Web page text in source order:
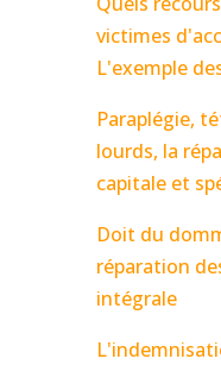
victimes
L'exemple
Paraplégie,
lourds, la
capitale et
Doit du
réparation
intégrale